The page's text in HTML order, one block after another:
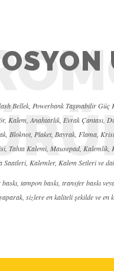
Bellek, Powerbank Taşınabilir Güç
Kalem, Anahtarlık, Evrak Çantası,
Bloknot, Plaket, Bayrak, Flama,
Tahta Kalemi, Mausepad, Kalemlik,
Kalemler, Kalem Setleri ve
tampon baskı, transfer baskı
sizlere en kaliteli şekilde ve en